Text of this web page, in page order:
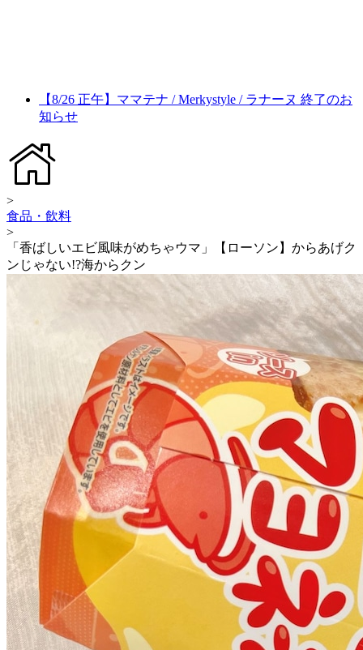
【8/26 正午】ママテナ / Merkystyle / ラナーヌ 終了のお
知らせ
>
食品・飲料
>
「香ばしいエビ風味がめちゃウマ」【ローソン】からあげク
ンじゃない!?海からクン